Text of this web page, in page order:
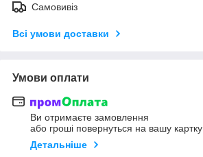
Самовивіз
Всі умови доставки
Умови оплати
Ви отримаєте замовлення
або гроші повернуться на вашу картку
Детальніше